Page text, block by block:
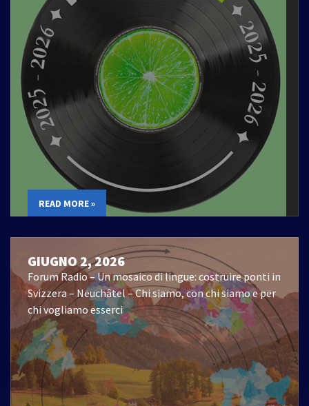
READ MORE »
GIUGNO 2, 2026
Forum Radio – Un mosaico di lingue: costruire ponti in
Svizzera – Neuchâtel – Chi siamo, con chi siamo e per
chi vogliamo esserci